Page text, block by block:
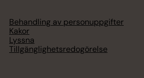
Behandling av personuppgifter
Kakor
Lyssna
Tillgänglighetsredogörelse